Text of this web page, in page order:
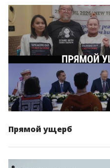
Прямой ущерб